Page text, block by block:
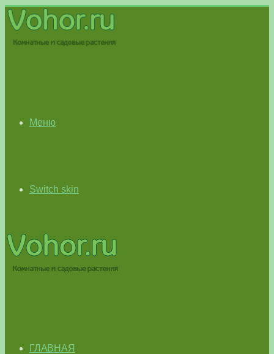
Меню
Switch skin
ГЛАВНАЯ